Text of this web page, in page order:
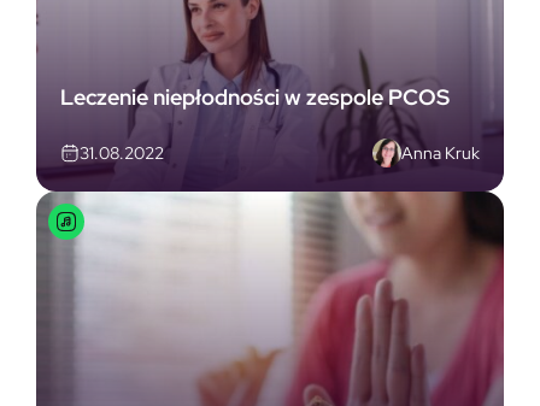
Leczenie niepłodności w zespole PCOS
31.08.2022 Anna Kruk